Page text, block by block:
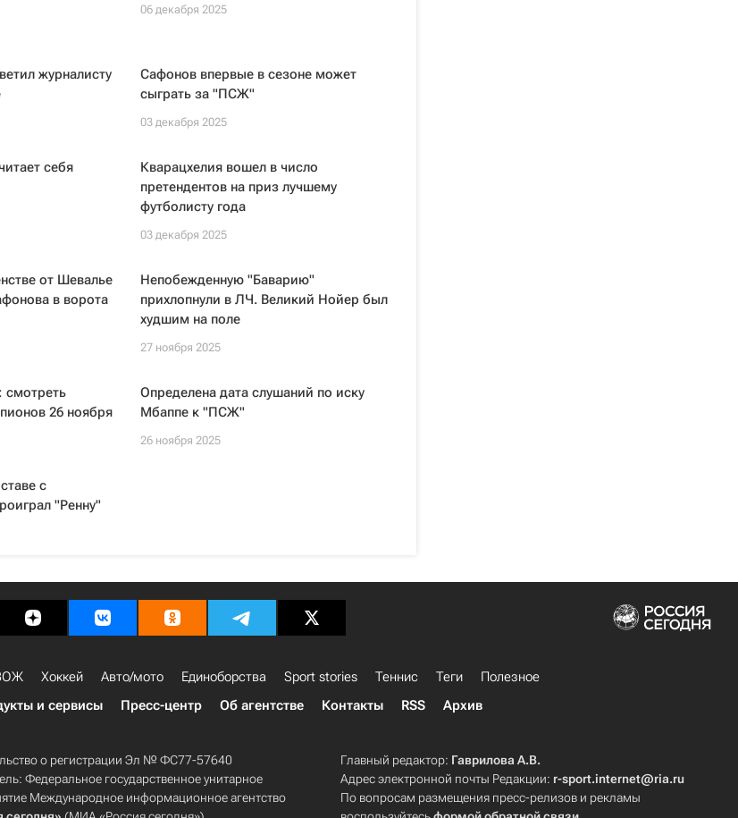
06 декабря 2025
журналисту
Сафонов впервые в сезоне может
сыграть за "ПСЖ"
03 декабря 2025
себя
Кварацхелия вошел в число
претендентов на приз лучшему
футболисту года
03 декабря 2025
от Шевалье
в ворота
Непобежденную "Баварию"
прихлопнули в ЛЧ. Великий Нойер был
худшим на поле
27 ноября 2025
26 ноября
Определена дата слушаний по иску
Мбаппе к "ПСЖ"
26 ноября 2025
с
"Ренну"
Хоккей Авто/мото Единоборства Sport stories Теннис Теги
Полезное
и сервисы Пресс-центр Об агентстве Контакты RSS Архив
о регистрации Эл № ФС77-57640
Федеральное государственное унитарное
Международное информационное агентство
Главный редактор: Гаврилова А.В.
Адрес электронной почты Редакции: r-sport.internet@ria.ru
По вопросам размещения пресс-релизов и рекламы